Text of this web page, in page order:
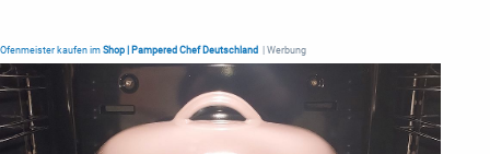
Ofenmeister kaufen im Shop | Pampered Chef Deutschland | Werbung